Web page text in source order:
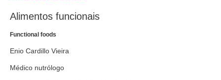
Alimentos funcionais
Functional foods
Enio Cardillo Vieira
Médico nutrólogo